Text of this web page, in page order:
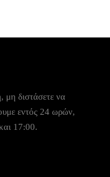
μη διστάσετε να
εντός 24 ωρών,
17:00.